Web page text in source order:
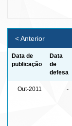
< Anterior
Data de
publicação
Data
de
defesa
Out-2011 -